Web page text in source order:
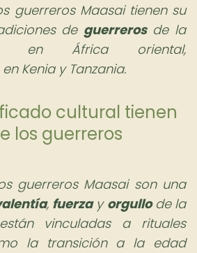
guerreros Maasai tienen su
de guerrerosde la
en África oriental,
Kenia y Tanzania.
cultural tienen
los guerreros
guerreros Maasai son una
, fuerzay orgullode la
vinculadas a rituales
la transición a la edad